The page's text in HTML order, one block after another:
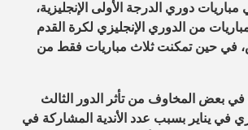
دوري الدرجة الأولى الإنجليزية،
من الدوري الإنجليزي لكرة القدم
في حين تمكنت ثلاث مباريات فقط من
بعض المخاوف من تأثر الدور الثالث
في يناير بسبب عدد الأندية المشاركة في